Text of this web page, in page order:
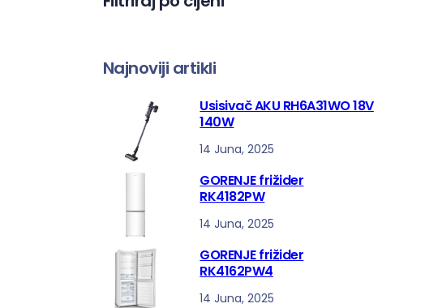
a
Najnoviji artikli
Usisivač AKU RH6A31WO 18V
140W
14 Juna, 2025
GORENJE frižider
RK4182PW
14 Juna, 2025
GORENJE frižider
RK4162PW4
14 Juna, 2025